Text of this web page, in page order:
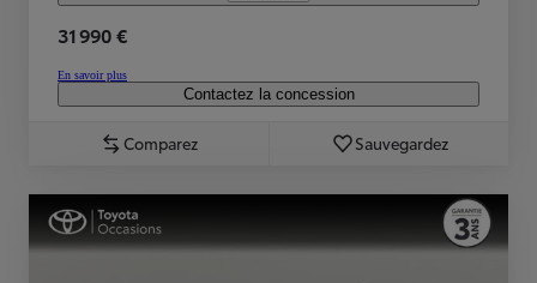
31 990 €
En savoir plus
Contactez la concession
Comparez Sauvegardez